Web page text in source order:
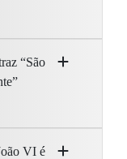
“São
VI é